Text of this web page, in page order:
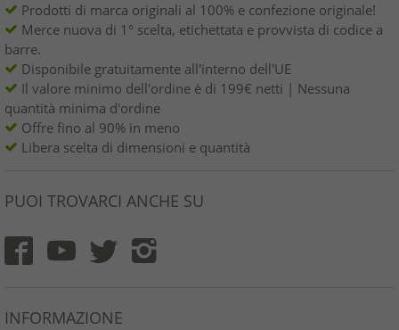
Prodotti di marca originali al 100% e confezione originale!
Merce nuova di 1° scelta, etichettata e provvista di codice a
barre.
Disponibile gratuitamente all'interno dell'UE
Il valore minimo dell'ordine è di 199€ netti | Nessuna
quantità minima d'ordine
Offre fino al 90% in meno
Libera scelta di dimensioni e quantità
PUOI TROVARCI ANCHE SU
INFORMAZIONE